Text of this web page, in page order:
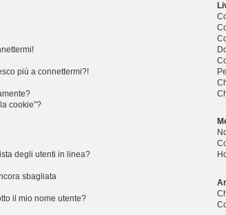
più a connettermi?!
cookie”?
degli utenti in linea?
sbagliata
il mio nome utente?